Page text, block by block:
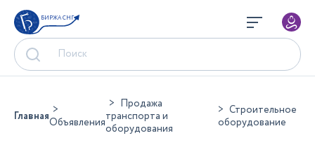
БИРЖА СНГ
ГлавнаяОбъявления
Продажа
транспорта и
оборудования
Строительное
оборудование